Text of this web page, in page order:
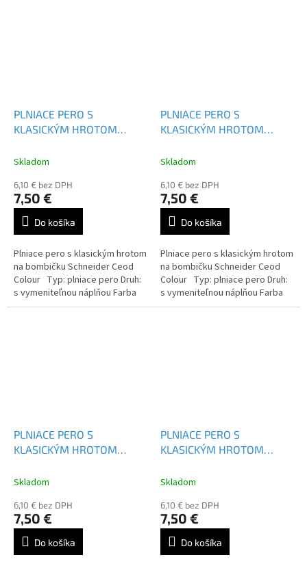
PLNIACE PERO S
KLASICKÝM HROTOM
- 168704
Skladom
6,10 € bez DPH
7,50 €
Do košíka
Plniace pero s klasickým hrotom
na bombičku Schneider Ceod
Colour Typ: plniace pero Druh:
s vymeniteľnou náplňou Farba
náplne: modrá
PLNIACE PERO S
KLASICKÝM HROTOM
- 168704
Skladom
6,10 € bez DPH
7,50 €
Do košíka
Plniace pero s klasickým hrotom
na bombičku Schneider Ceod
Colour Typ: plniace pero Druh:
s vymeniteľnou náplňou Farba
náplne: modrá
PLNIACE PERO S
KLASICKÝM HROTOM
- 168704
Skladom
6,10 € bez DPH
7,50 €
Do košíka
PLNIACE PERO S
KLASICKÝM HROTOM
BASIC - 168520
Skladom
6,10 € bez DPH
7,50 €
Do košíka